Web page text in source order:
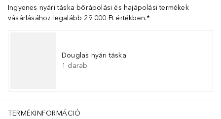
Ingyenes nyári táska bőrápolási és hajápolási termékek
vásárlásához legalább 29 000 Ft értékben.*
Douglas nyári táska
1 darab
TERMÉKINFORMÁCIÓ